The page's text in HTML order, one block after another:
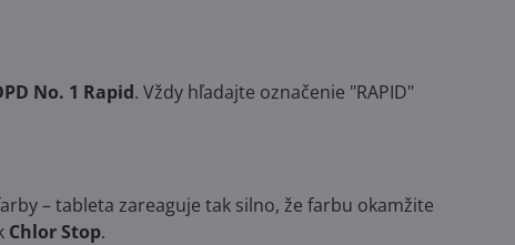
No. 1 Rapid. Vždy hľadajte označenie "RAPID"
– tableta zareaguje tak silno, že farbu okamžite
Chlor Stop.